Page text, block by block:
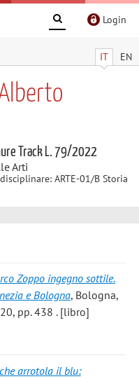
Login
IT EN
Track L. 79/2022
Arti
ARTE-01/B Storia
Zoppo ingegno sottile.
e Bologna, Bologna,
pp. 438 . [libro]
arrotola il blu: